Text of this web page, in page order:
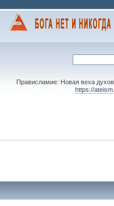
Прависламие: Новая веха
https://